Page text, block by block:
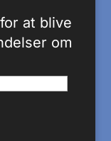
at blive
om